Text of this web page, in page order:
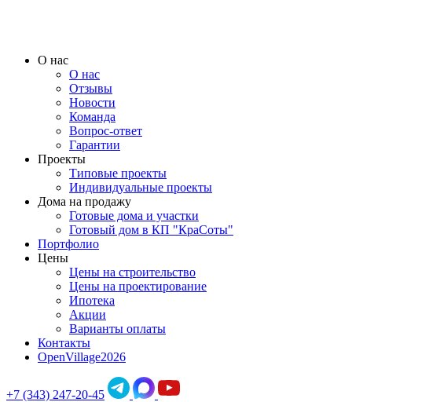
О нас
О нас
Отзывы
Новости
Команда
Вопрос-ответ
Гарантии
Проекты
Типовые проекты
Индивидуальные проекты
Дома на продажу
Готовые дома и участки
Готовый дом в КП "КраСоты"
Портфолио
Цены
Цены на строительство
Цены на проектирование
Ипотека
Акции
Варианты оплаты
Контакты
OpenVillage2026
+7 (343) 247-20-45